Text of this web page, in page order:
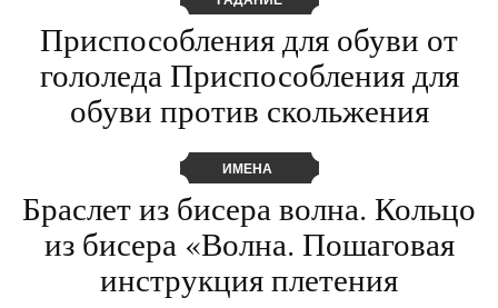
Приспособления для обуви от
гололеда Приспособления для
обуви против скольжения
ИМЕНА
Браслет из бисера волна. Кольцо
из бисера «Волна. Пошаговая
инструкция плетения